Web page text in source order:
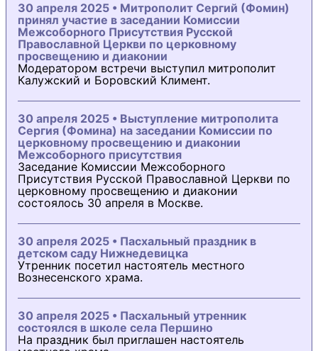
30 апреля 2025 • Митрополит Сергий (Фомин)
принял участие в заседании Комиссии
Межсоборного Присутствия Русской
Православной Церкви по церковному
просвещению и диаконии
Модератором встречи выступил митрополит
Калужский и Боровский Климент.
30 апреля 2025 • Выступление митрополита
Сергия (Фомина) на заседании Комиссии по
церковному просвещению и диаконии
Межсоборного присутствия
Заседание Комиссии Межсоборного
Присутствия Русской Православной Церкви по
церковному просвещению и диаконии
состоялось 30 апреля в Москве.
30 апреля 2025 • Пасхальный праздник в
детском саду Нижнедевицка
Утренник посетил настоятель местного
Вознесенского храма.
30 апреля 2025 • Пасхальный утренник
состоялся в школе села Першино
На праздник был приглашен настоятель